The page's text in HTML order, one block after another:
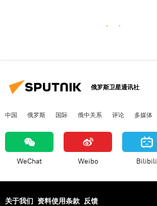
俄罗斯卫星通讯社
中国 俄罗斯 国际 俄中关系 评论 多媒体
WeChat Weibo Bilibili
关于我们 资料使用条款 反馈